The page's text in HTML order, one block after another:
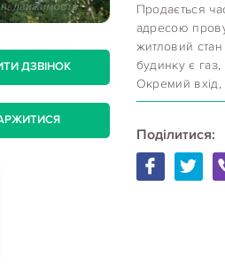
ДЗВІНОК
Продається
адресою
житловий стан
будинку є газ,
Окремий вхід,
Поділитися: